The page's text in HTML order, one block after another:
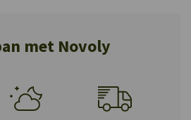
met Novoly